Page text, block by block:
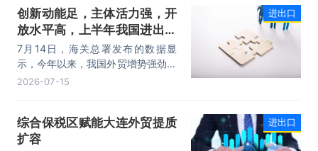
进口规模均创历史同期新高，外贸运
行呈现“稳中有进，进中提质”的良好
态势。
创新动能足，主体活力强，开
放水平高，上半年我国进出口
规模首次突破25万亿元
7月14日，海关总署发布的数据显
示，今年以来，我国外贸增势强劲、
走势稳健。据海关统计，今年上半
14.73万亿元，增长13.4%，进口
10.74万亿元，增长22.1%。
2026-07-15
进出口
综合保税区赋能大连外贸提质
扩容
进出口